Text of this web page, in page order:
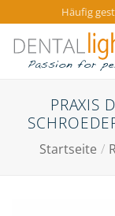
Inhalt
springen
Häufig
PRAXIS
Startseite /